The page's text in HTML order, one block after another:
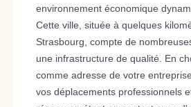
environnement économique
Cette ville, située à quelques
Strasbourg, compte de
une infrastructure de qualité. En
comme adresse de votre
vos déplacements professionnels